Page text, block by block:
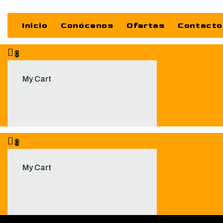
Inicio Conócenos Ofertas Contacto
0
My Cart
0
My Cart